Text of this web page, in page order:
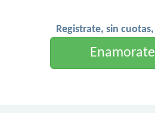
Registrate, sin
Enamorate